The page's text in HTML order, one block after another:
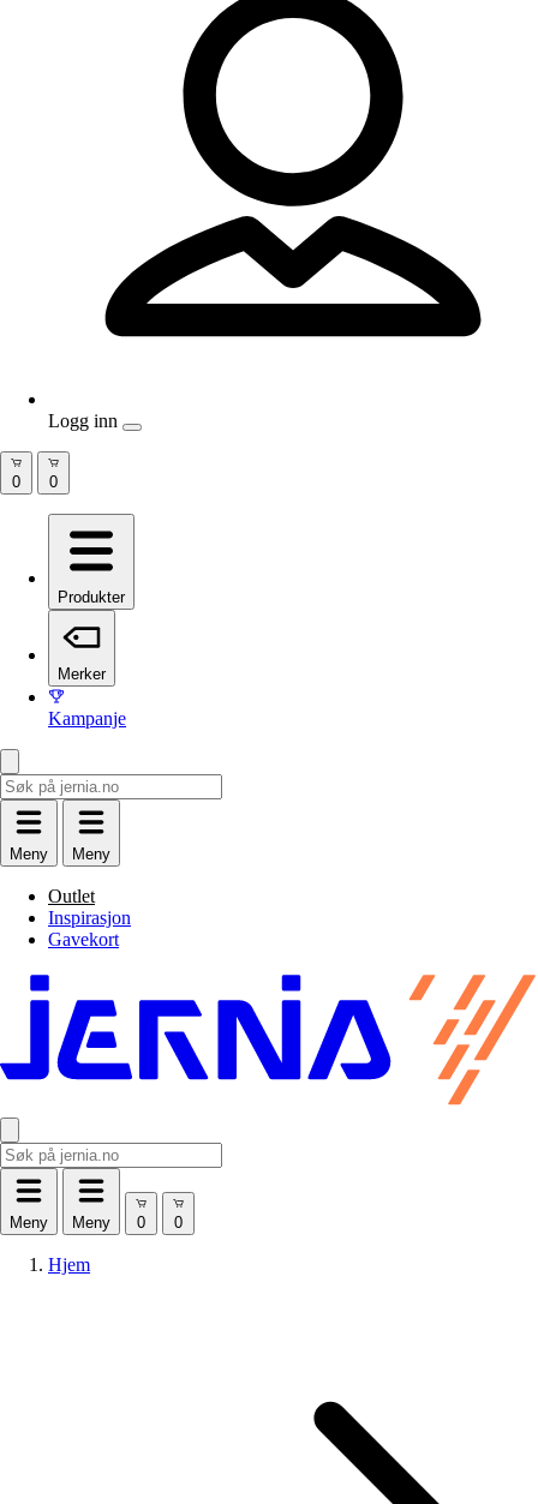
Produkter
Merker
Kampanje
Meny Meny
Outlet
Inspirasjon
Gavekort
Meny Meny
Hjem